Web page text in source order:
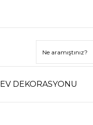
EV DEKORASYONU